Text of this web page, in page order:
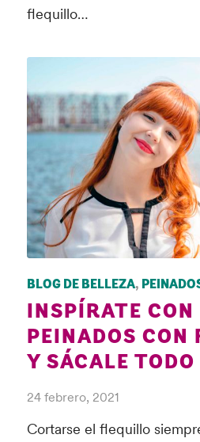
flequillo…
BLOG DE BELLEZA,
INSPÍRATE CON
PEINADOS CON
Y SÁCALE
Cortarse el flequillo
24 febrero, 2021